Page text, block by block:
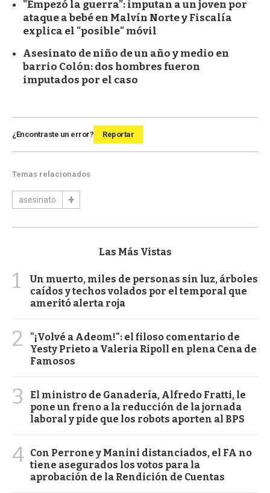
"Empezó la guerra": imputan a un joven por
ataque a bebé en Malvín Norte y Fiscalía
explica el "posible" móvil
Asesinato de niño de un año y medio en
barrio Colón: dos hombres fueron
imputados por el caso
¿Encontraste un error? Reportar
Temas relacionados
asesinato
Las Más Vistas
1
Un muerto, miles de personas sin luz, árboles
caídos y techos volados por el temporal que
ameritó alerta roja
2
"¡Volvé a Adeom!": el filoso comentario de
Yesty Prieto a Valeria Ripoll en plena Cena de
Famosos
3
El ministro de Ganadería, Alfredo Fratti, le
pone un freno a la reducción de la jornada
laboral y pide que los robots aporten al BPS
4 Con Perrone y Manini distanciados, el FA no
tiene asegurados los votos para la
aprobación de la Rendición de Cuentas